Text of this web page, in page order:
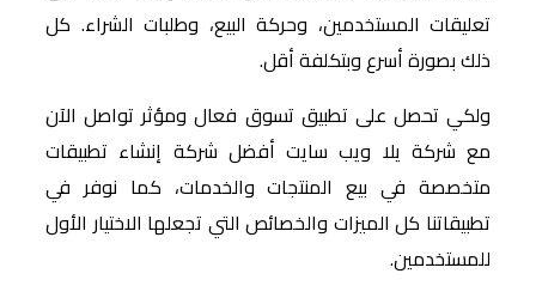
تعليقات المستخدمين، وحركة البيع، وطلبات الشراء. كل
ذلك بصورة أسرع وبتكلفة أقل.
ولكي تحصل على تطبيق تسوق فعال ومؤثر تواصل الآن
مع شركة يلا ويب سايت أفضل شركة إنشاء تطبيقات
متخصصة في بيع المنتجات والخدمات، كما نوفر في
تطبيقاتنا كل الميزات والخصائص التي تجعلها الاختيار الأول
للمستخدمين.